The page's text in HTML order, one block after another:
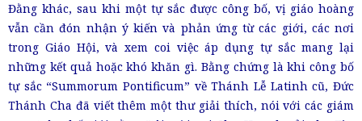
Đằng khác, sau khi một tự sắc được công bố, vị giáo hoàng
vẫn cần đón nhận ý kiến và phản ứng từ các giới, các nơi
trong Giáo Hội, và xem coi việc áp dụng tự sắc mang lại
những kết quả hoặc khó khăn gì. Bằng chứng là khi công bố
tự sắc “Summorum Pontificum” về Thánh Lễ Latinh cũ, Đức
Thánh Cha đã viết thêm một thư giải thích, nói với các giám